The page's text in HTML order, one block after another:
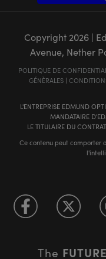
Copyright 2026|
Avenue, Nether
POLITIQUE DE
GÉNÈRALES|
L'ENTREPRISE EDMUND
MANDATAIRE
LE TITULAIRE DU
Ce contenu peut comporter
The FUTURE